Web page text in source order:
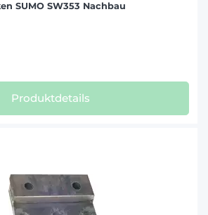
SUMO SW353 Nachbau
Produktdetails